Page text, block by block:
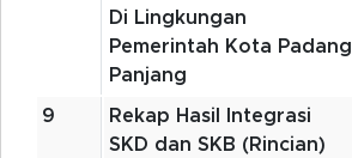
Di Lingkungan
Pemerintah Kota Padang
Panjang
9
Rekap Hasil Integrasi
SKD dan SKB (Rincian)